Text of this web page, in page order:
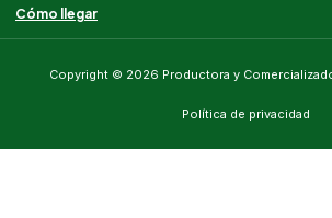
Cómo llegar
Copyright © 2026 Productora y
Política de privacidad